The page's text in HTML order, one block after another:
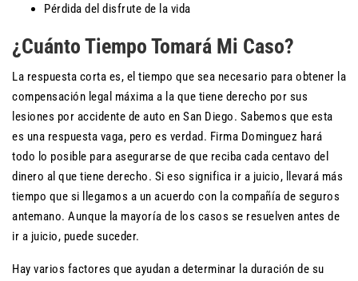
Pérdida del disfrute de la vida
¿Cuánto Tiempo Tomará Mi Caso?
La respuesta corta es, el tiempo que sea necesario para obtener la
compensación legal máxima a la que tiene derecho por sus
lesiones por accidente de auto en San Diego. Sabemos que esta
es una respuesta vaga, pero es verdad. Firma Dominguez hará
todo lo posible para asegurarse de que reciba cada centavo del
dinero al que tiene derecho. Si eso significa ir a juicio, llevará más
tiempo que si llegamos a un acuerdo con la compañía de seguros
antemano. Aunque la mayoría de los casos se resuelven antes de
ir a juicio, puede suceder.
Hay varios factores que ayudan a determinar la duración de su